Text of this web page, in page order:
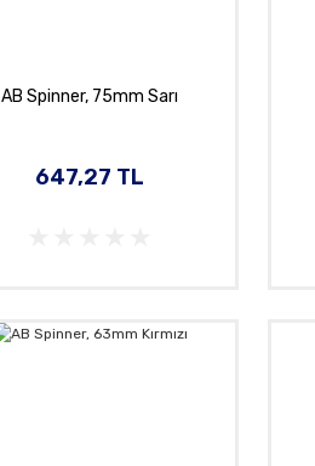
AB Spinner, 75mm Sarı
647,27 TL